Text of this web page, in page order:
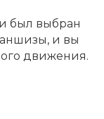
был выбран
и вы
движения.